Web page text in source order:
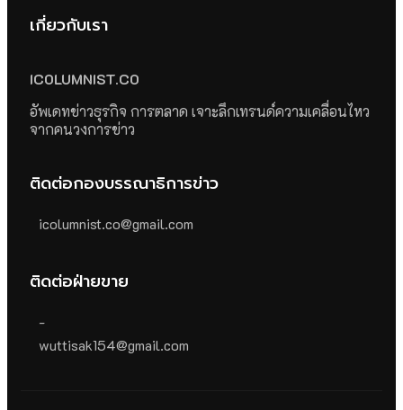
เกี่ยวกับเรา
ICOLUMNIST.CO
อัพเดทข่าวธุรกิจ การตลาด เจาะลึกเทรนด์ความเคลื่อนไหว
จากคนวงการข่าว
ติดต่อกองบรรณาธิการข่าว
icolumnist.co@gmail.com
ติดต่อฝ่ายขาย
-
wuttisak154@gmail.com